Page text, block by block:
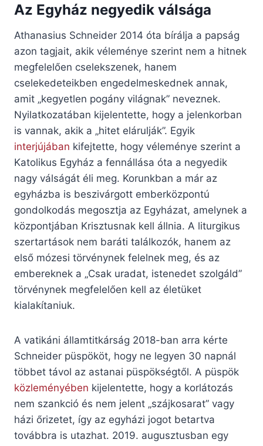
Az Egyház negyedik válsága
Athanasius Schneider 2014 óta bírálja a papság
azon tagjait, akik véleménye szerint nem a hitnek
megfelelően cselekszenek, hanem
cselekedeteikben engedelmeskednek annak,
amit „kegyetlen pogány világnak” neveznek.
Nyilatkozatában kijelentette, hogy a jelenkorban
is vannak, akik a „hitet elárulják”. Egyik
interjújában kifejtette, hogy véleménye szerint a
Katolikus Egyház a fennállása óta a negyedik
nagy válságát éli meg. Korunkban a már az
egyházba is beszivárgott emberközpontú
gondolkodás megosztja az Egyházat, amelynek a
központjában Krisztusnak kell állnia. A liturgikus
szertartások nem baráti találkozók, hanem az
első mózesi törvénynek felelnek meg, és az
embereknek a „Csak uradat, istenedet szolgáld”
törvénynek megfelelően kell az életüket
kialakítaniuk.
A vatikáni államtitkárság 2018-ban arra kérte
Schneider püspököt, hogy ne legyen 30 napnál
többet távol az astanai püspökségtől. A püspök
közleményében kijelentette, hogy a korlátozás
nem szankció és nem jelent „szájkosarat” vagy
házi őrizetet, így az egyházi jogot betartva
továbbra is utazhat. 2019. augusztusban egy